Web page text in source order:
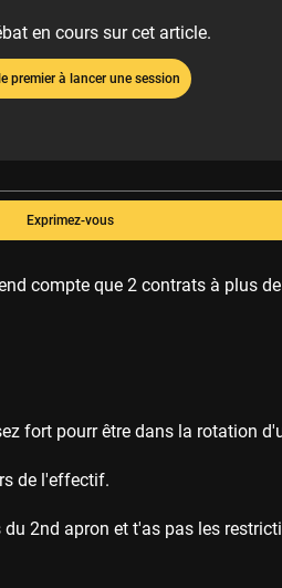
en cours sur cet article.
premier à lancer une session
Exprimez-vous
compte que 2 contrats à plus
fort pourr être dans la rotation
de l'effectif.
2nd apron et t'as pas les